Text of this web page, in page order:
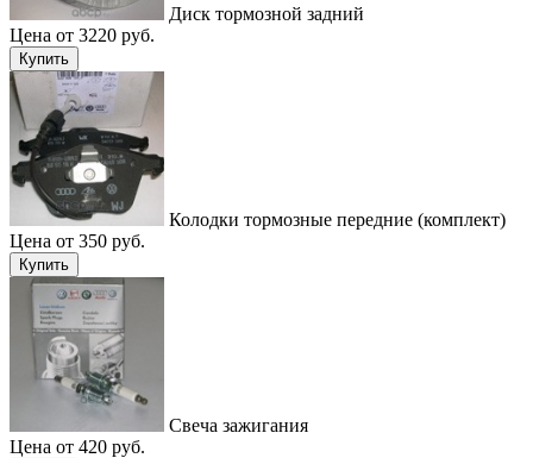
Диск тормозной задний
Цена от 3220 руб.
Купить
Колодки тормозные передние (комплект)
Цена от 350 руб.
Купить
Свеча зажигания
Цена от 420 руб.